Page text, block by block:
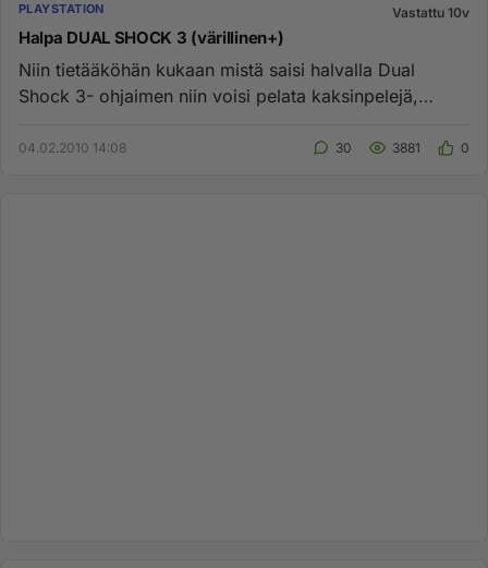
PLAYSTATION Vastattu 10v
Halpa DUAL SHOCK 3 (värillinen+)
Niin tietääköhän kukaan mistä saisi halvalla Dual
Shock 3- ohjaimen niin voisi pelata kaksinpelejä,
04.02.2010 14:08 30 3881 0